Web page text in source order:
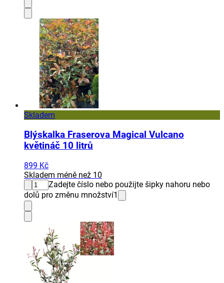
Skladem
Blýskalka Fraserova Magical Vulcano
květináč 10 litrů
899 Kč
Skladem méně než 10
Zadejte číslo nebo použijte šipky nahoru nebo
dolů pro změnu množství1